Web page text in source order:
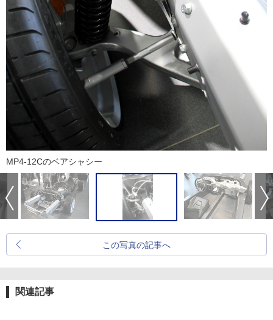
MP4-12Cのベアシャシー
この写真の記事へ
関連記事